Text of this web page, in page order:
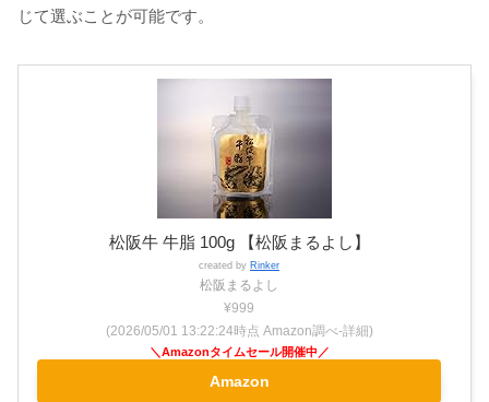
じて選ぶことが可能です。
松阪牛 牛脂 100g 【松阪まるよし】
created by Rinker
松阪まるよし
¥999
(2026/05/01 13:22:24時点 Amazon調べ-詳細)
Amazon